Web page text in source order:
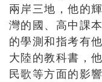
兩岸三地，他的
灣的國、高中課
的學測和指考有
大陸的教科書，
民歌等方面的影